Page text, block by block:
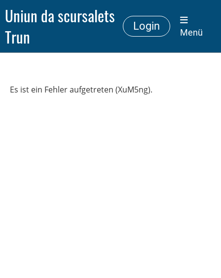
Uniun da scursalets
Trun
Login
Menü
Es ist ein Fehler aufgetreten (XuM5ng).